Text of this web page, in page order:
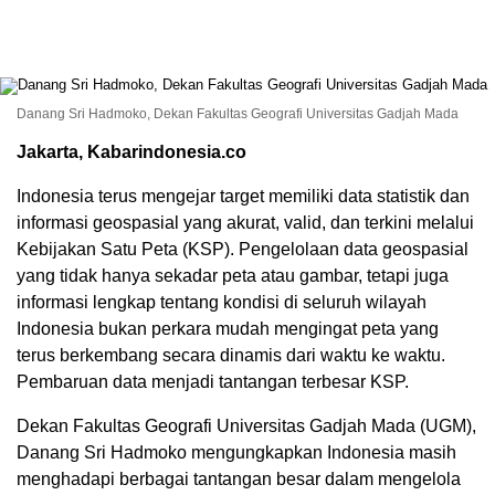
Danang Sri Hadmoko, Dekan Fakultas Geografi Universitas Gadjah Mada
Jakarta, Kabarindonesia.co
Indonesia terus mengejar target memiliki data statistik dan
informasi geospasial yang akurat, valid, dan terkini melalui
Kebijakan Satu Peta (KSP). Pengelolaan data geospasial
yang tidak hanya sekadar peta atau gambar, tetapi juga
informasi lengkap tentang kondisi di seluruh wilayah
Indonesia bukan perkara mudah mengingat peta yang
terus berkembang secara dinamis dari waktu ke waktu.
Pembaruan data menjadi tantangan terbesar KSP.
Dekan Fakultas Geografi Universitas Gadjah Mada (UGM),
Danang Sri Hadmoko mengungkapkan Indonesia masih
menghadapi berbagai tantangan besar dalam mengelola